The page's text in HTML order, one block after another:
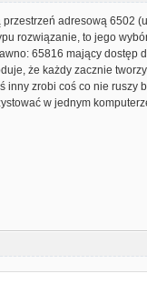
adresową 6502
rozwiązanie, to jego
65816 mający
że każdy zacznie
zrobi coś co nie ruszy
w jednym